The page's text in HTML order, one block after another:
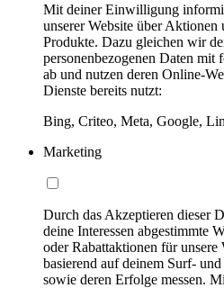
Mit deiner Einwilligung
unserer Website über Aktionen
Produkte. Dazu gleichen wir
personenbezogenen Daten mit
ab und nutzen deren Online-
Dienste bereits nutzt:
Bing, Criteo, Meta, Google,
Marketing
Durch das Akzeptieren dieser
deine Interessen abgestimmte
oder Rabattaktionen für unsere
basierend auf deinem Surf-
sowie deren Erfolge messen.